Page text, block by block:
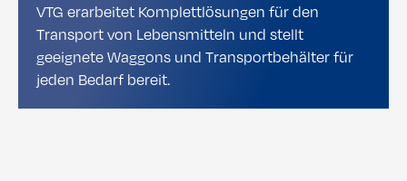
VTG erarbeitet Komplettlösungen für den
Transport von Lebensmitteln und stellt
geeignete Waggons und Transportbehälter für
jeden Bedarf bereit.